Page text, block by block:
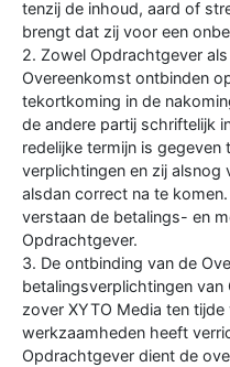
tenzij de inhoud, aard of
brengt dat zij voor een
2. Zowel Opdrachtgever
Overeenkomst ontbinden
tekortkoming in de
de andere partij schriftelijk
redelijke termijn is
verplichtingen en zij alsnog
alsdan correct na te
verstaan de betalings- en
Opdrachtgever.
3. De ontbinding van de
betalingsverplichtingen
zover XYTO Media ten
werkzaamheden heeft
Opdrachtgever dient de